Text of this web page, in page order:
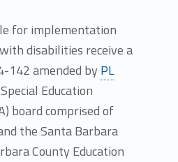
for implementation
disabilities receive a
142 amended by PL
Education
board comprised of
the Santa Barbara
County Education